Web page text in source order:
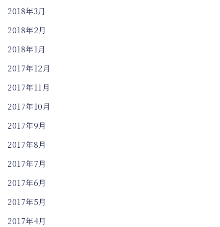
2018年3月
2018年2月
2018年1月
2017年12月
2017年11月
2017年10月
2017年9月
2017年8月
2017年7月
2017年6月
2017年5月
2017年4月